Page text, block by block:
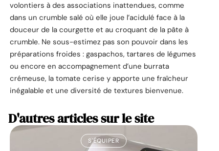
volontiers à des associations inattendues, comme
dans un crumble salé où elle joue l’acidulé face à la
douceur de la courgette et au croquant de la pâte à
crumble. Ne sous-estimez pas son pouvoir dans les
préparations froides : gaspachos, tartares de légumes
ou encore en accompagnement d’une burrata
crémeuse, la tomate cerise y apporte une fraîcheur
inégalable et une diversité de textures bienvenue.
D'autres articles sur le site
S'ÉQUIPER